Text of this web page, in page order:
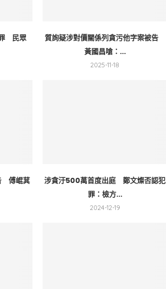
民眾
質詢疑涉對價關係列貪污他字案被告
黃國昌嗆：...
2025-11-18
傅崐萁
涉貪汙500萬首度出庭 鄭文燦否認犯
罪：檢方...
2024-12-19